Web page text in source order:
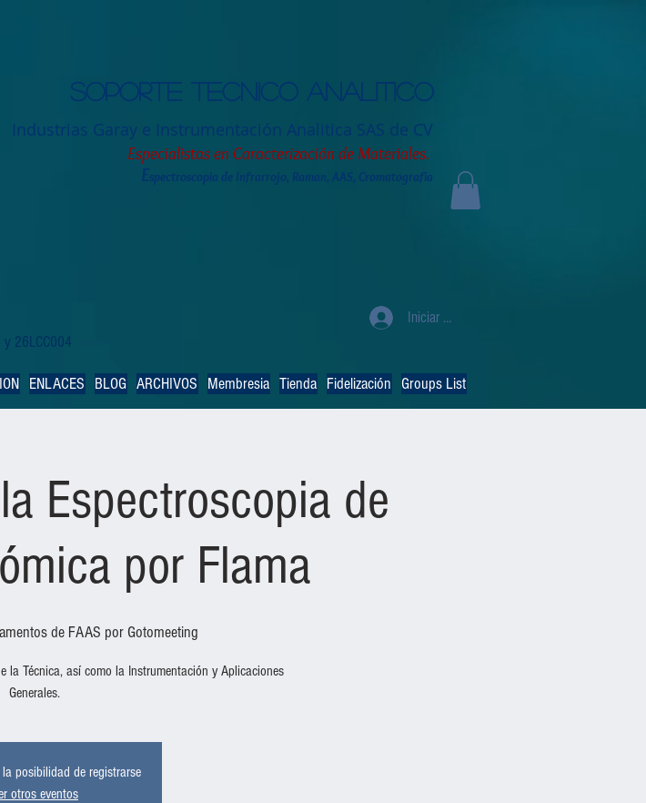
Soporte tecnico analitico
Industrias Garay e Instrumentación Analitica SAS de CV
Especialistas en Caracterización de Materiales.
Espectroscopia de Infrarrojo, Raman, AAS, Cromatografia
y 26LCC004
Iniciar sesión
ENLACES BLOG ARCHIVOS Membresia Tienda Fidelización Groups List
Espectroscopia de
por Flama
de FAAS por Gotomeeting
la Técnica, así como la Instrumentación y Aplicaciones
Generales.
posibilidad de registrarse
otros eventos